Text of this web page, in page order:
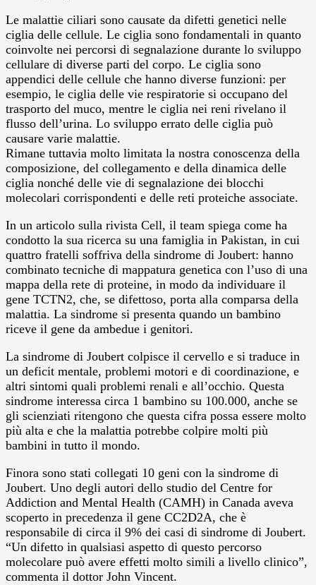
Le malattie ciliari sono causate da difetti genetici nelle
ciglia delle cellule. Le ciglia sono fondamentali in quanto
coinvolte nei percorsi di segnalazione durante lo sviluppo
cellulare di diverse parti del corpo. Le ciglia sono
appendici delle cellule che hanno diverse funzioni: per
esempio, le ciglia delle vie respiratorie si occupano del
trasporto del muco, mentre le ciglia nei reni rivelano il
flusso dell’urina. Lo sviluppo errato delle ciglia può
causare varie malattie.
Rimane tuttavia molto limitata la nostra conoscenza della
composizione, del collegamento e della dinamica delle
ciglia nonché delle vie di segnalazione dei blocchi
molecolari corrispondenti e delle reti proteiche associate.
In un articolo sulla rivista Cell, il team spiega come ha
condotto la sua ricerca su una famiglia in Pakistan, in cui
quattro fratelli soffriva della sindrome di Joubert: hanno
combinato tecniche di mappatura genetica con l’uso di una
mappa della rete di proteine, in modo da individuare il
gene TCTN2, che, se difettoso, porta alla comparsa della
malattia. La sindrome si presenta quando un bambino
riceve il gene da ambedue i genitori.
La sindrome di Joubert colpisce il cervello e si traduce in
un deficit mentale, problemi motori e di coordinazione, e
altri sintomi quali problemi renali e all’occhio. Questa
sindrome interessa circa 1 bambino su 100.000, anche se
gli scienziati ritengono che questa cifra possa essere molto
più alta e che la malattia potrebbe colpire molti più
bambini in tutto il mondo.
Finora sono stati collegati 10 geni con la sindrome di
Joubert. Uno degli autori dello studio del Centre for
Addiction and Mental Health (CAMH) in Canada aveva
scoperto in precedenza il gene CC2D2A, che è
responsabile di circa il 9% dei casi di sindrome di Joubert.
“Un difetto in qualsiasi aspetto di questo percorso
molecolare può avere effetti molto simili a livello clinico”,
commenta il dottor John Vincent.